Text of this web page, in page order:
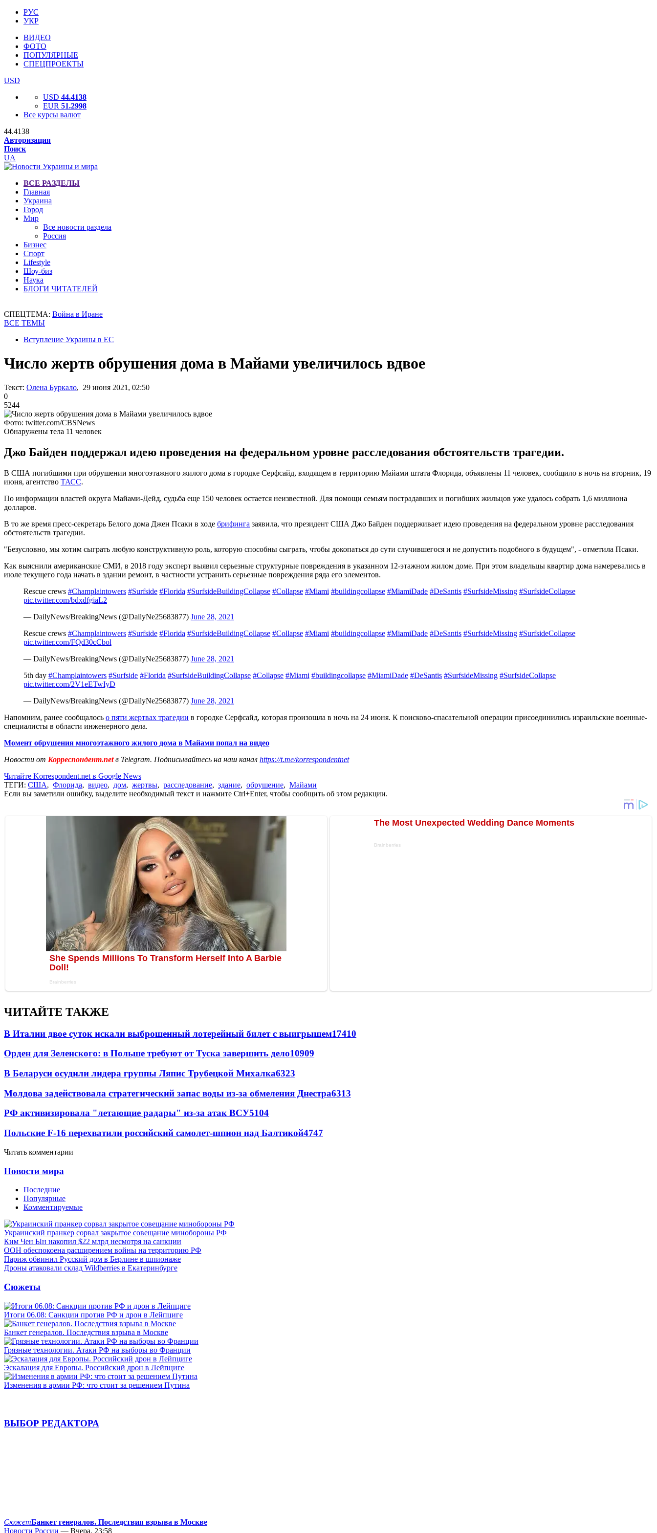
РУС
УКР
ВИДЕО
ФОТО
ПОПУЛЯРНЫЕ
СПЕЦПРОЕКТЫ
USD
USD 44.4138
EUR 51.2998
Все курсы валют
44.4138
Авторизация
Поиск
UA
ВСЕ РАЗДЕЛЫ
Главная
Украина
Город
Мир
Все новости раздела
Россия
Бизнес
Спорт
Lifestyle
Шоу-биз
Наука
БЛОГИ ЧИТАТЕЛЕЙ
СПЕЦТЕМА: Война в Иране
ВСЕ ТЕМЫ
Вступление Украины в ЕС
Число жертв обрушения дома в Майами увеличилось вдвое
Текст: Олена Буркало, 29 июня 2021, 02:50
0
5244
Фото: twitter.com/CBSNews
Обнаружены тела 11 человек
Джо Байден поддержал идею проведения на федеральном уровне расследования обстоятельств трагедии.
В США погибшими при обрушении многоэтажного жилого дома в городке Серфсайд, входящем в территорию Майами штата Флорида, объявлены 11 человек, сообщило в ночь на вторник, 19
июня, агентство ТАСС.
По информации властей округа Майами-Дейд, судьба еще 150 человек остается неизвестной. Для помощи семьям пострадавших и погибших жильцов уже удалось собрать 1,6 миллиона
долларов.
В то же время пресс-секретарь Белого дома Джен Псаки в ходе брифинга заявила, что президент США Джо Байден поддерживает идею проведения на федеральном уровне расследования
обстоятельств трагедии.
"Безусловно, мы хотим сыграть любую конструктивную роль, которую способны сыграть, чтобы докопаться до сути случившегося и не допустить подобного в будущем", - отметила Псаки.
Как выяснили американские СМИ, в 2018 году эксперт выявил серьезные структурные повреждения в указанном 12-этажном жилом доме. При этом владельцы квартир дома намеревались в
июле текущего года начать в здании ремонт, в частности устранить серьезные повреждения ряда его элементов.
Rescue crews #Champlaintowers #Surfside #Florida #SurfsideBuildingCollapse #Collapse #Miami #buildingcollapse #MiamiDade #DeSantis #SurfsideMissing #SurfsideCollapse
pic.twitter.com/bdxdfgiaL2
— DailyNews/BreakingNews (@DailyNe25683877) June 28, 2021
Rescue crews #Champlaintowers #Surfside #Florida #SurfsideBuildingCollapse #Collapse #Miami #buildingcollapse #MiamiDade #DeSantis #SurfsideMissing #SurfsideCollapse
pic.twitter.com/FQd30cCbol
— DailyNews/BreakingNews (@DailyNe25683877) June 28, 2021
5th day #Champlaintowers #Surfside #Florida #SurfsideBuildingCollapse #Collapse #Miami #buildingcollapse #MiamiDade #DeSantis #SurfsideMissing #SurfsideCollapse
pic.twitter.com/2V1eETwIyD
— DailyNews/BreakingNews (@DailyNe25683877) June 28, 2021
Напомним, ранее сообщалось о пяти жертвах трагедии в городке Серфсайд, которая произошла в ночь на 24 июня. К поисково-спасательной операции присоединились израильские военные-
специалисты в области инженерного дела.
Момент обрушения многоэтажного жилого дома в Майами попал на видео
Новости от Корреспондент.netв Telegram. Подписывайтесь на наш канал https://t.me/korrespondentnet
Читайте Korrespondent.net в Google News
ТЕГИ: США, Флорида, видео, дом, жертвы, расследование, здание, обрушение, Майами
Если вы заметили ошибку, выделите необходимый текст и нажмите Ctrl+Enter, чтобы сообщить об этом редакции.
ЧИТАЙТЕ ТАКЖЕ
В Италии двое суток искали выброшенный лотерейный билет с выигрышем17410
Орден для Зеленского: в Польше требуют от Туска завершить дело10909
В Беларуси осудили лидера группы Ляпис Трубецкой Михалка6323
Молдова задействовала стратегический запас воды из-за обмеления Днестра6313
РФ активизировала "летающие радары" из-за атак ВСУ5104
Польские F-16 перехватили российский самолет-шпион над Балтикой4747
Читать комментарии
Новости мира
Последние
Популярные
Комментируемые
Украинский пранкер сорвал закрытое совещание минобороны РФ
Ким Чен Ын накопил $22 млрд несмотря на санкции
ООН обеспокоена расширением войны на территорию РФ
Париж обвинил Русский дом в Берлине в шпионаже
Дроны атаковали склад Wildberries в Екатеринбурге
Сюжеты
Итоги 06.08: Санкции против РФ и дрон в Лейпциге
Банкет генералов. Последствия взрыва в Москве
Грязные технологии. Атаки РФ на выборы во Франции
Эскалация для Европы. Российский дрон в Лейпциге
Изменения в армии РФ: что стоит за решением Путина
ВЫБОР РЕДАКТОРА
СюжетБанкет генералов. Последствия взрыва в Москве
Новости России — Вчера, 23:58